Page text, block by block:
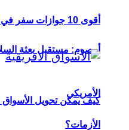
أوصوم: مستقبل بعثة
الأمريكي
أقوى 10 جوازات سفر في إفريقيا لعام 2026
كيف يمكن تحويل الأسواق
الأزمات؟